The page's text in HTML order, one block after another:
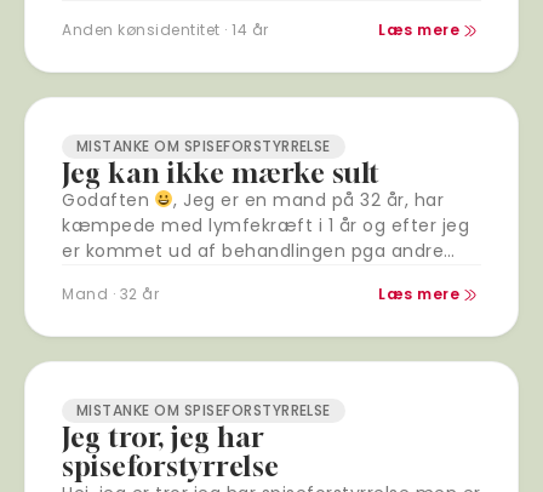
Anden kønsidentitet · 14 år Læs mere
MISTANKE OM SPISEFORSTYRRELSE
Jeg kan ikke mærke sult
Godaften
, Jeg er en mand på 32 år, har
kæmpede med lymfekræft i 1 år og efter jeg
er kommet ud af behandlingen pga andre
Mand · 32 år Læs mere
MISTANKE OM SPISEFORSTYRRELSE
Jeg tror, jeg har
spiseforstyrrelse